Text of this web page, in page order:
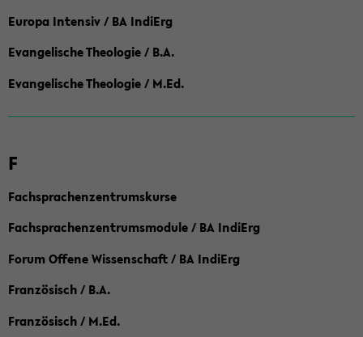
Europa Intensiv / BA IndiErg
Evangelische Theologie / B.A.
Evangelische Theologie / M.Ed.
F
Fachsprachenzentrumskurse
Fachsprachenzentrumsmodule / BA IndiErg
Forum Offene Wissenschaft / BA IndiErg
Französisch / B.A.
Französisch / M.Ed.